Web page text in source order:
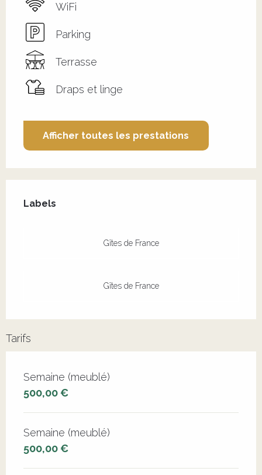
WiFi
Parking
Terrasse
Draps et linge
Afficher toutes les prestations
Labels
Labels
Gîtes de France
Gîtes de France
Tarifs
Tarifs 2026
Semaine (meublé)
500,00 €
Semaine (meublé)
500,00 €